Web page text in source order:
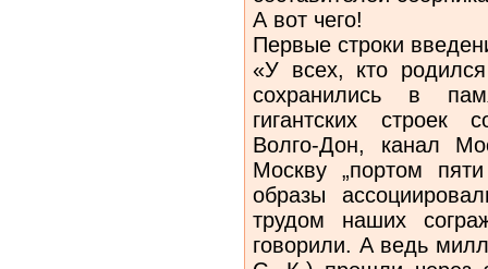
А вот чего!
Первые строки
«У всех, кто
сохранились в
гигантских строек
Волго-Дон, канал
Москву „портом
образы
трудом наших
говорили. А ведь